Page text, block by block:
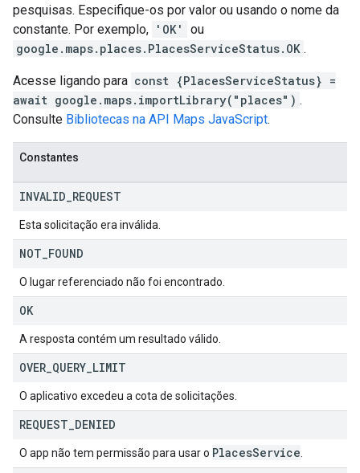
pesquisas. Especifique-os por valor ou usando o nome da
constante. Por exemplo, 'OK'
ou
google.maps.places.PlacesServiceStatus.OK .
Acesse ligando para const {PlacesServiceStatus} =
await google.maps.importLibrary("places") .
Consulte Bibliotecas na API Maps JavaScript.
Constantes
INVALID REQUEST
Esta solicitação era inválida.
NOT FOUND
O lugar referenciado não foi encontrado.
OK
A resposta contém um resultado válido.
OVER QUERY LIMIT
O aplicativo excedeu a cota de solicitações.
REQUEST DENIED
O app não tem permissão para usar o PlacesService